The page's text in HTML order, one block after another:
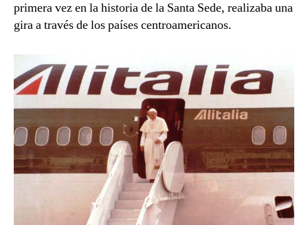
primera vez en la historia de la Santa Sede, realizaba una
gira a través de los países centroamericanos.